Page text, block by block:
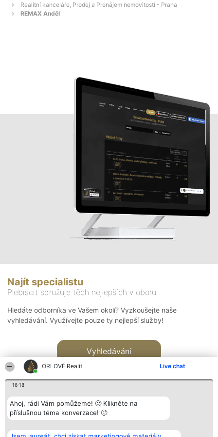
ORLOVÉ Realit Live chat
16:18
Ahoj, rádi Vám pomůžeme! 🙂 Klikněte na
příslušnou téma konverzace! 🙂
Realitní kanceláře, Prodej a Pronájem nemovitostí - Praha
REMAX Anděl
Najít specialistu
Plebiscit sdružuje těch nejlepších v oboru
Hledáte odborníka ve Vašem okolí? Vyzkoušejte naše
vyhledávání. Využívejte pouze ty nejlepší služby!
Vyhledávání
Bright Side Solutions sp. z o.
Vítězové
Kontakt